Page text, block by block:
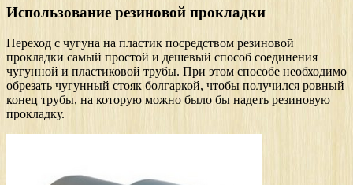
Использование резиновой прокладки
Переход с чугуна на пластик посредством резиновой
прокладки самый простой и дешевый способ соединения
чугунной и пластиковой трубы. При этом способе необходимо
обрезать чугунный стояк болгаркой, чтобы получился ровный
конец трубы, на которую можно было бы надеть резиновую
прокладку.